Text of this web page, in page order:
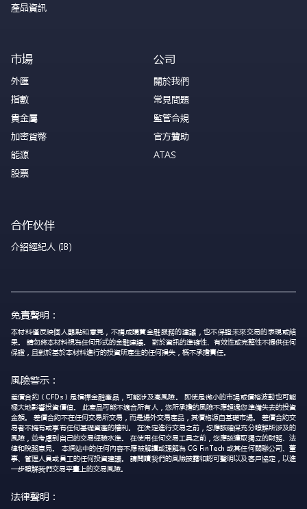
產品資訊
市場
外匯
指數
貴金屬
加密貨幣
能源
股票
公司
關於我們
常見問題
監管合規
官方贊助
ATAS
合作伙伴
介紹經紀人 (IB)
免責聲明：
本材料僅反映個人觀點和意見，不構成購買金融服務的建議，也不保證未來交易的表現或結
果。 請勿將本材料視為任何形式的金融建議。 對於資訊的準確性、有效性或完整性不提供任何
保證，且對於基於本材料進行的投資所產生的任何損失，概不承擔責任。
風險警示：
差價合約（CFDs）是槓桿金融產品，可能涉及高風險。 即使是微小的市場或價格波動也可能
極大地影響投資價值。 此產品可能不適合所有人，您所承擔的風險不應超過您準備失去的投資
金額。 差價合約不在任何交易所交易，而是場外交易產品，其價格源自基礎市場。 差價合約交
易者不擁有或享有任何基礎資產的權利。 在決定進行交易之前，您應該確保充分瞭解所涉及的
風險，並考慮到自己的交易經驗水準。 在使用任何交易工具之前，您應該獲取獨立的財務、法
律和稅務意見。 本網站中的任何內容不應被解讀或理解為 CG FinTech 或其任何關聯公司、董
事、管理人員或員工的任何投資建議。 請閱讀我們的風險披露和認可聲明以及客戶協定，以進
一步瞭解我們交易平臺上的交易風險。
法律聲明：